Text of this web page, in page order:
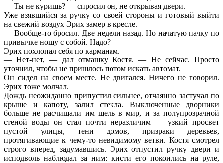
— Ты не куришь? — спросил он, не открывая двери.
Уже взявшийся за ручку со своей стороны и готовый выйти
на свежий воздух Эрих замер в кресле.
— Вообще-то бросил. Две недели назад. Но начатую пачку по
привычке ношу с собой. Надо?
Эрих похлопал себя по карманам.
— Нет-нет, — дал отмашку Костя. — Не сейчас. Просто
уточнил, чтобы не пришлось потом искать автомат.
Он сидел на своем месте. Не двигался. Ничего не говорил.
Эрих тоже молчал.
Дождь неожиданно припустил сильнее, отчаянно застучал по
крыше и капоту, залил стекла. Выключенные дворники
больше не расчищали им щель в мир, и за полупрозрачной
стеной воды он стал почти неразличим — узкий просвет
пустой улицы, тени домов, призраки деревьев,
протягивающие к чему-то невидимому ветви. Костя смотрел
строго вперед, задумавшись. Эрих отпустил ручку двери и
исподволь наблюдал за ним: кисти его покоились на руле,